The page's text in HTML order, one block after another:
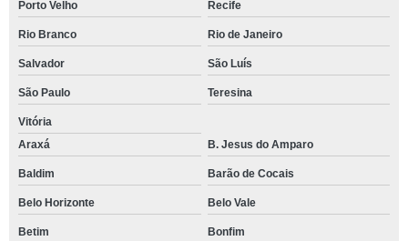
Porto Velho Recife
Rio Branco Rio de Janeiro
Salvador São Luís
São Paulo Teresina
Vitória
Araxá
B. Jesus do Amparo
Baldim Barão de Cocais
Belo Horizonte Belo Vale
Betim Bonfim